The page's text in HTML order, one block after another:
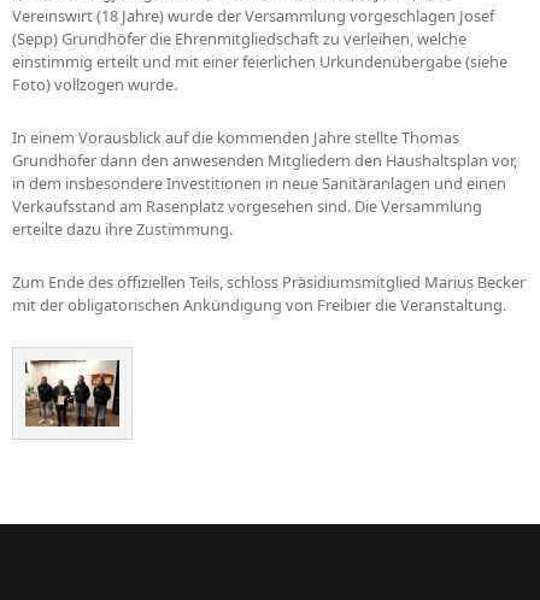
Vereinswirt (18 Jahre) wurde der Versammlung vorgeschlagen Josef
(Sepp) Grundhöfer die Ehrenmitgliedschaft zu verleihen, welche
einstimmig erteilt und mit einer feierlichen Urkundenübergabe (siehe
Foto) vollzogen wurde.
In einem Vorausblick auf die kommenden Jahre stellte Thomas
Grundhöfer dann den anwesenden Mitgliedern den Haushaltsplan vor,
in dem insbesondere Investitionen in neue Sanitäranlagen und einen
Verkaufsstand am Rasenplatz vorgesehen sind. Die Versammlung
erteilte dazu ihre Zustimmung.
Zum Ende des offiziellen Teils, schloss Präsidiumsmitglied Marius Becker
mit der obligatorischen Ankündigung von Freibier die Veranstaltung.